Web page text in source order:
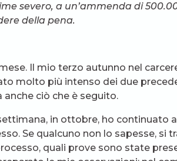
severo, a un’ammenda di
della pena.
Il mio terzo autunno nel
molto più intenso dei due
ciò che è seguito.
in ottobre, ho continuato
Se qualcuno non lo sapesse,
quali prove sono state